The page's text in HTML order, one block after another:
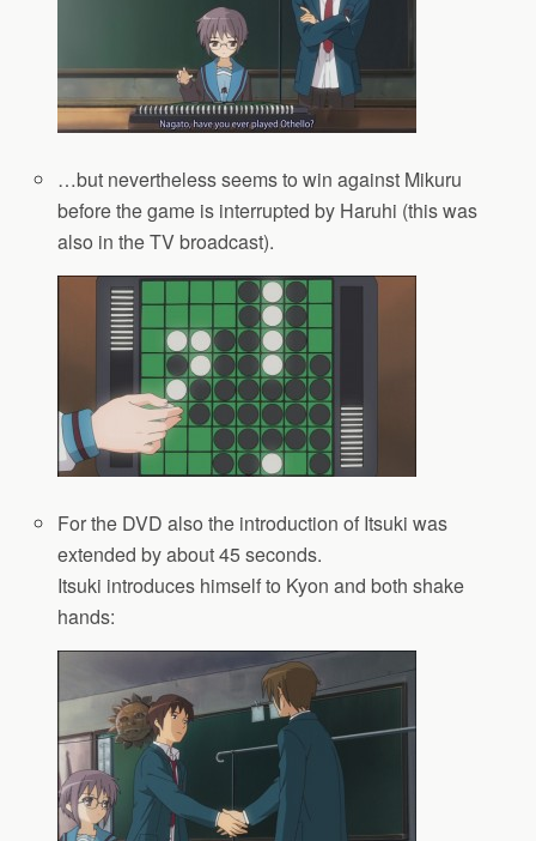
…but nevertheless seems to win against Mikuru
before the game is interrupted by Haruhi (this was
also in the TV broadcast).
For the DVD also the introduction of Itsuki was
extended by about 45 seconds.
Itsuki introduces himself to Kyon and both shake
hands: